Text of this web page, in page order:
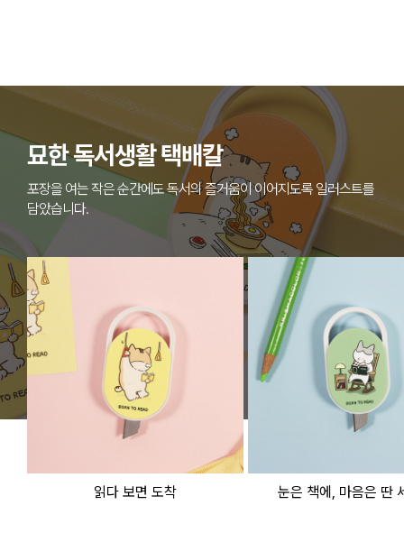
묘한 독서생활 택배칼
포장을 여는 작은 순간에도 독서의 즐거움이 이어지도록 일러스트를
담았습니다.
읽다 보면 도착 눈은 책에, 마음은 딴